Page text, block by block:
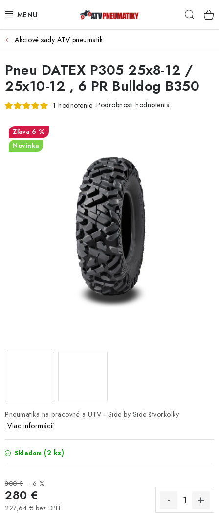
na
PNEUMATIKY
DISKY
ROZŠIROVACIE PODLOŽKY
OCHRANNÉ RÁMY
NÁVLEKY TLMIČOV
NAVIJAKY COME UP WARN
OLEJE MAXIMA A FILTRE
ROZŠIROVACIE PLASTY BLATNÍKOV
ŠTVORKOLKY
NOVINKY
VÝPREDAJ
INÉ PRÍSLUŠENSTVO
Akciové sady ATV pneumatík
Pneumatika na pracovné a UTV - Side by Side štvorkolky
Viac informácií
Skladom (2 ks)
300 € –6 %
280 €
227,64 € bez DPH
Pneu DATEX P305 25x8-12 /
25x10-12 , 6 PR Bulldog B350
1 hodnotenie Podrobnosti hodnotenia
6 %
Novinka